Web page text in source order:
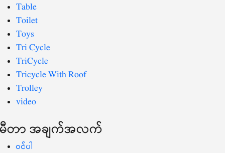
Table
Toilet
Toys
Tri Cycle
TriCycle
Tricycle With Roof
Trolley
video
မီတာ အချက်အလက်
ဝင်ပါ